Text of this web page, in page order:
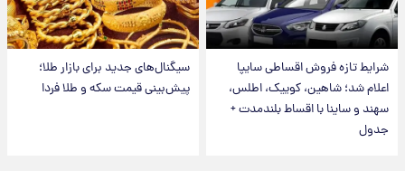
شرایط تازه فروش اقساطی سایپا
اعلام شد؛ شاهین، کوییک، اطلس،
سهند و ساینا با اقساط بلندمدت +
جدول
سیگنال‌های جدید برای بازار طلا؛
پیش‌بینی قیمت سکه و طلا فردا